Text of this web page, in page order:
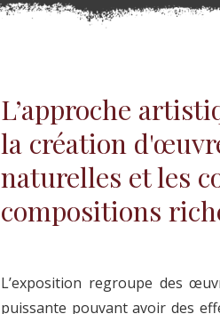
L’approche
la création
naturelles et les
compositions
L’exposition regroupe des
puissante pouvant avoir des